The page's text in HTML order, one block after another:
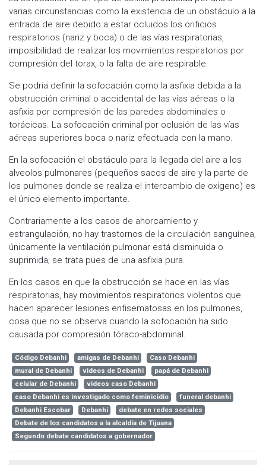
varias circunstancias como la existencia de un obstáculo a la
entrada de aire debido a estar ocluidos los orificios
respiratorios (nariz y boca) o de las vías respiratorias,
imposibilidad de realizar los movimientos respiratorios por
compresión del torax, o la falta de aire respirable.
Se podría definir la sofocación como la asfixia debida a la
obstrucción criminal o accidental de las vías aéreas o la
asfixia por compresión de las paredes abdominales o
torácicas. La sofocación criminal por oclusión de las vías
aéreas superiores boca o nariz efectuada con la mano.
En la sofocación el obstáculo para la llegada del aire a los
alveolos pulmonares (pequeños sacos de aire y la parte de
los pulmones donde se realiza el intercambio de oxígeno) es
el único elemento importante.
Contrariamente a los casos de ahorcamiento y
estrangulación, no hay trastornos de la circulación sanguínea,
únicamente la ventilación pulmonar está disminuida o
suprimida; se trata pues de una asfixia pura.
En los casos en que la obstrucción se hace en las vías
respiratorias, hay movimientos respiratorios violentos que
hacen aparecer lesiones enfisematosas en los pulmones,
cosa que no se observa cuando la sofocación ha sido
causada por compresión tóraco-abdominal.
Código Debanhi amigas de Debanhi
Caso Debanhi
mural de Debanhi
videos de Debanhi
papá de Debanhi
celular de Debanhi
videos caso Debanhi
caso Debanhi es investigado como feminicidio
funeral debanhi
Debanhi Escobar
Debanhi
debate en redes sociales
Debate de los candidatos a la alcaldía de Tijuana
Segundo debate candidatos a gobernador